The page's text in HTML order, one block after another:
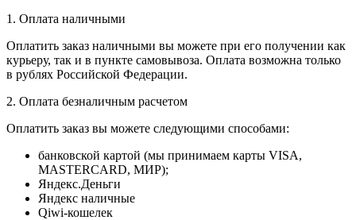
1. Оплата наличными
Оплатить заказ наличными вы можете при его получении как
курьеру, так и в пункте самовывоза. Оплата возможна только
в рублях Российской Федерации.
2. Оплата безналичным расчетом
Оплатить заказ вы можете следующими способами:
банковской картой (мы принимаем карты VISA,
MASTERCARD, МИР);
Яндекс.Деньги
Яндекс наличные
Qiwi-кошелек